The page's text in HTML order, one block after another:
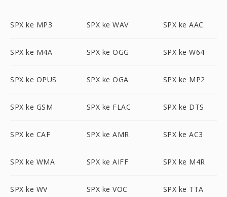
SPX ke MP3 SPX ke WAV SPX ke AAC
SPX ke M4A SPX ke OGG SPX ke W64
SPX ke OPUS SPX ke OGA SPX ke MP2
SPX ke GSM SPX ke FLAC SPX ke DTS
SPX ke CAF SPX ke AMR SPX ke AC3
SPX ke WMA SPX ke AIFF SPX ke M4R
SPX ke WV SPX ke VOC SPX ke TTA